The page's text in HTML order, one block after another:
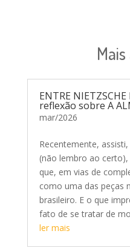
ENTRE
reflexão sobre A
mar/2026
Recentemente,
(não lembro ao certo),
que, em vias de
como uma das peças
brasileiro. E o que
fato de se tratar de
ler mais